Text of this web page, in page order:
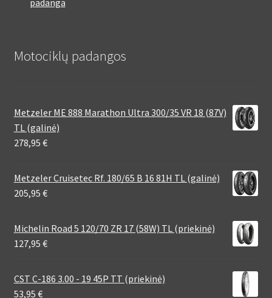
padanga
Motociklų padangos
Metzeler ME 888 Marathon Ultra 300/35 VR 18 (87V)
TL (galinė)
278,95 €
Metzeler Cruisetec Rf. 180/65 B 16 81H TL (galinė)
205,95 €
Michelin Road 5 120/70 ZR 17 (58W) TL (priekinė)
127,95 €
CST C-186 3.00 - 19 45P TT (priekinė)
53,95 €